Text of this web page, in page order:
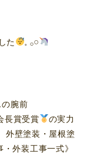
た 𓈒 𓂂𓏸
腕前
長賞受賞
の実力
外壁塗装・屋根塗
外装工事一式》